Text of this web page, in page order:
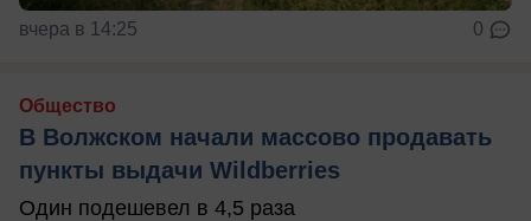
вчера в 14:25 0
Общество
В Волжском начали массово продавать
пункты выдачи Wildberries
Один подешевел в 4,5 раза